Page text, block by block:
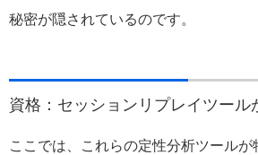
秘密が隠されているのです。
資格：セッションリプレイツール
ここでは、これらの定性分析ツール